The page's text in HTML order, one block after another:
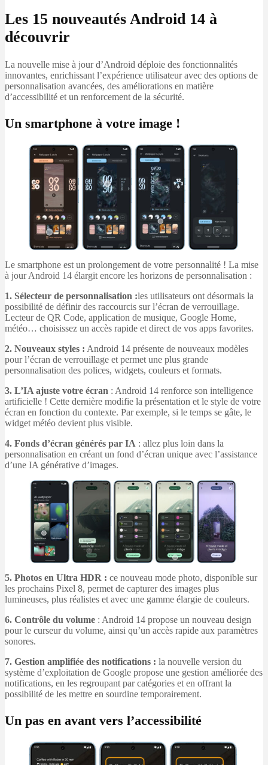
Les 15 nouveautés Android 14 à
découvrir
La nouvelle mise à jour d’Android déploie des fonctionnalités
innovantes, enrichissant l’expérience utilisateur avec des options de
personnalisation avancées, des améliorations en matière
d’accessibilité et un renforcement de la sécurité.
Un smartphone à votre image !
Le smartphone est un prolongement de votre personnalité ! La mise
à jour Android 14 élargit encore les horizons de personnalisation :
1. Sélecteur de personnalisation :les utilisateurs ont désormais la
possibilité de définir des raccourcis sur l’écran de verrouillage.
Lecteur de QR Code, application de musique, Google Home,
météo… choisissez un accès rapide et direct de vos apps favorites.
2. Nouveaux styles : Android 14 présente de nouveaux modèles
pour l’écran de verrouillage et permet une plus grande
personnalisation des polices, widgets, couleurs et formats.
3. L’IA ajuste votre écran : Android 14 renforce son intelligence
artificielle ! Cette dernière modifie la présentation et le style de votre
écran en fonction du contexte. Par exemple, si le temps se gâte, le
widget météo devient plus visible.
4. Fonds d’écran générés par IA : allez plus loin dans la
personnalisation en créant un fond d’écran unique avec l’assistance
d’une IA générative d’images.
5. Photos en Ultra HDR : ce nouveau mode photo, disponible sur
les prochains Pixel 8, permet de capturer des images plus
lumineuses, plus réalistes et avec une gamme élargie de couleurs.
6. Contrôle du volume : Android 14 propose un nouveau design
pour le curseur du volume, ainsi qu’un accès rapide aux paramètres
sonores.
7. Gestion amplifiée des notifications : la nouvelle version du
système d’exploitation de Google propose une gestion améliorée des
notifications, en les regroupant par catégories et en offrant la
possibilité de les mettre en sourdine temporairement.
Un pas en avant vers l’accessibilité